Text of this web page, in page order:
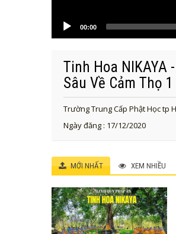
00:00
Tinh Hoa NIKAYA
Sâu Về Cảm Thọ 1
Trường Trung Cấp Phật Học tp
Ngày đăng : 17/12/2020
MỚI NHẤT XEM NHIỀU